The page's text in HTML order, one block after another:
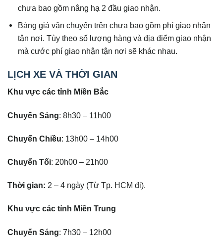
chưa bao gồm nâng hạ 2 đầu giao nhận.
Bảng giá vận chuyển trên chưa bao gồm phí giao nhận
tận nơi. Tùy theo số lượng hàng và địa điểm giao nhận
mà cước phí giao nhận tận nơi sẽ khác nhau.
LỊCH XE VÀ THỜI GIAN
Khu vực các tỉnh Miền Bắc
Chuyến Sáng: 8h30 – 11h00
Chuyến Chiều: 13h00 – 14h00
Chuyến Tối: 20h00 – 21h00
Thời gian: 2 – 4 ngày (Từ Tp. HCM đi).
Khu vực các tỉnh Miền Trung
Chuyến Sáng: 7h30 – 12h00